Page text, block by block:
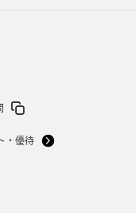
・優待